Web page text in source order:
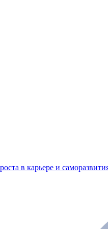
в карьере и